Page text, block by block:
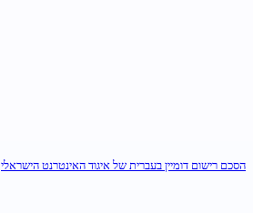
הסכם רישום דומיין בעברית של איגוד האינטרנט הישראלי